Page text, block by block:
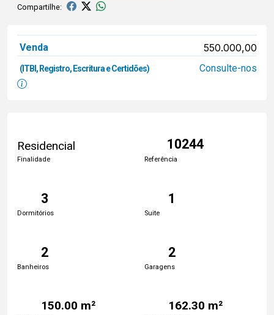
Compartilhe:
Venda 550.000,00
(ITBI, Registro, Escritura e Certidões) Consulte-nos
Residencial
Finalidade
10244
Referência
3
Dormitórios
1
Suite
2
Banheiros
2
Garagens
150.00 m² 162.30 m²